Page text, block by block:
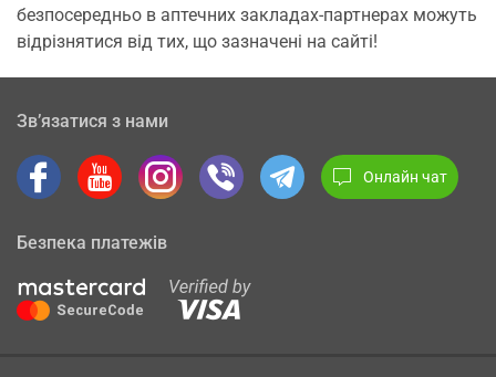
безпосередньо в аптечних закладах-партнерах можуть
відрізнятися від тих, що зазначені на сайті!
Зв’язатися з нами
Онлайн чат
Безпека платежів